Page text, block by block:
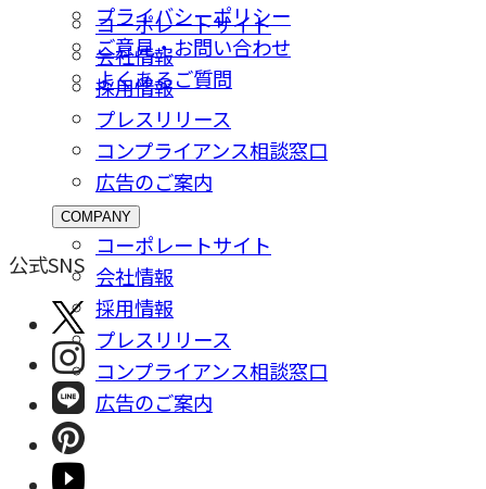
プライバシーポリシー
ご意⾒・お問い合わせ
よくあるご質問
コーポレートサイト
会社情報
採⽤情報
プレスリリース
コンプライアンス相談窓⼝
広告のご案内
COMPANY
コーポレートサイト
会社情報
採⽤情報
プレスリリース
コンプライアンス相談窓⼝
広告のご案内
公式SNS